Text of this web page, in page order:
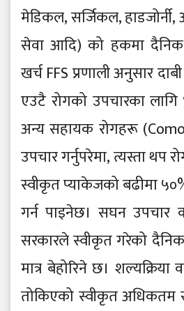
मेडिकल, सर्जिकल,
सेवा आदि) को हकमा
खर्च FFS प्रणाली अनुसार
एउटै रोगको उपचारका
अन्य सहायक रोगहरू
उपचार गर्नुपरेमा, त्यस्ता थप
स्वीकृत प्याकेजको बढीमा
गर्न पाइनेछ। सघन उपचार
सरकारले स्वीकृत गरेको
मात्र बेहोरिने छ।
तोकिएको स्वीकृत अधिकतम